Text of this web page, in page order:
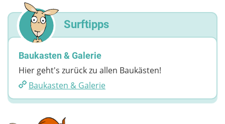
Surftipps
Baukasten & Galerie
Hier geht's zurück zu allen Baukästen!
Baukasten & Galerie